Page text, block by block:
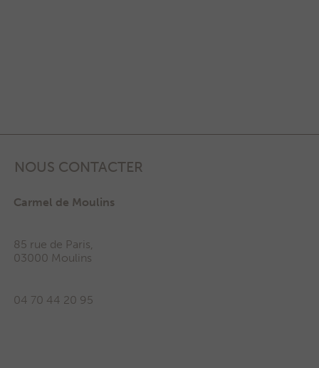
NOUS CONTACTER
Carmel de Moulins
85 rue de Paris,
03000 Moulins
04 70 44 20 95